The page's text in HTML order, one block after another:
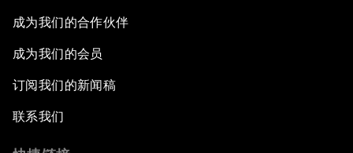
成为我们的合作伙伴
成为我们的会员
订阅我们的新闻稿
联系我们